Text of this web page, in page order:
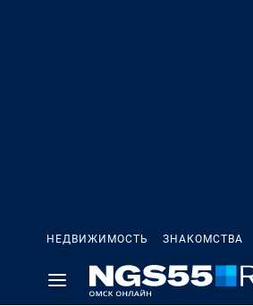
НЕДВИЖИМОСТЬ ЗНАКОМСТВА